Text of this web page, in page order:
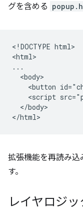
グを含める
<!DOCTYPE html>
<html>
...
  <body>
<button
<script
  </body>
拡張機能を再読み込
す。
レイヤロジッ